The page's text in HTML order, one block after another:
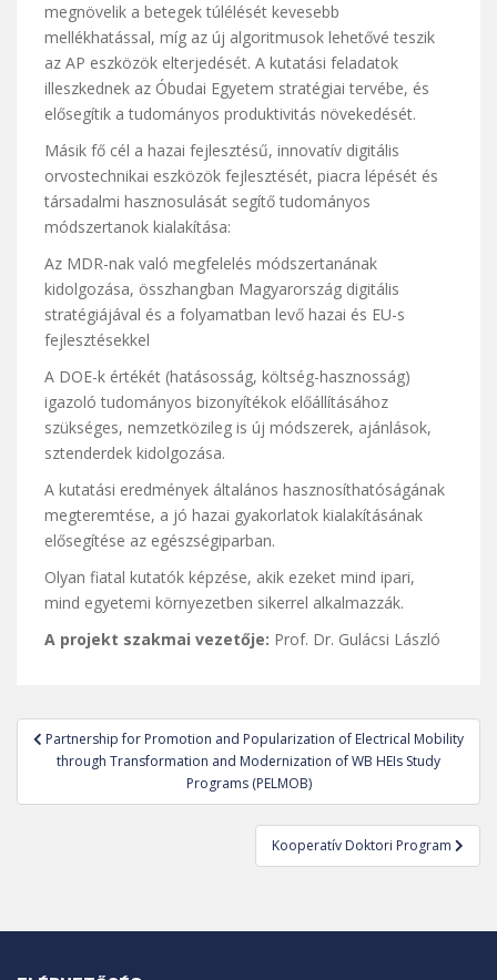
megnövelik a betegek túlélését kevesebb
mellékhatással, míg az új algoritmusok lehetővé teszik
az AP eszközök elterjedését. A kutatási feladatok
illeszkednek az Óbudai Egyetem stratégiai tervébe, és
elősegítik a tudományos produktivitás növekedését.
Másik fő cél a hazai fejlesztésű, innovatív digitális
orvostechnikai eszközök fejlesztését, piacra lépését és
társadalmi hasznosulását segítő tudományos
módszertanok kialakítása:
Az MDR-nak való megfelelés módszertanának
kidolgozása, összhangban Magyarország digitális
stratégiájával és a folyamatban levő hazai és EU-s
fejlesztésekkel
A DOE-k értékét (hatásosság, költség-hasznosság)
igazoló tudományos bizonyítékok előállításához
szükséges, nemzetközileg is új módszerek, ajánlások,
sztenderdek kidolgozása.
A kutatási eredmények általános hasznosíthatóságának
megteremtése, a jó hazai gyakorlatok kialakításának
elősegítése az egészségiparban.
Olyan fiatal kutatók képzése, akik ezeket mind ipari,
mind egyetemi környezetben sikerrel alkalmazzák.
A projekt szakmai vezetője: Prof. Dr. Gulácsi László
Bejegyzés
navigáció
Partnership for Promotion and Popularization of Electrical Mobility
through Transformation and Modernization of WB HEIs Study
Programs (PELMOB)
Kooperatív Doktori Program